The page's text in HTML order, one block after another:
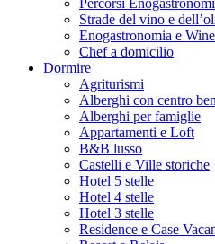
Percorsi
Strade del vino e
Enogastronomia e
Chef a domicilio
Dormire
Agriturismi
Alberghi con centro
Alberghi per famiglie
Appartamenti e Loft
B&B lusso
Castelli e Ville storiche
Hotel 5 stelle
Hotel 4 stelle
Hotel 3 stelle
Residence e Case